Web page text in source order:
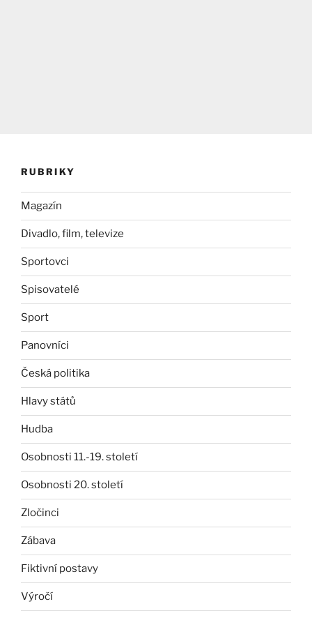
RUBRIKY
Magazín
Divadlo, film, televize
Sportovci
Spisovatelé
Sport
Panovníci
Česká politika
Hlavy států
Hudba
Osobnosti 11.-19. století
Osobnosti 20. století
Zločinci
Zábava
Fiktivní postavy
Výročí